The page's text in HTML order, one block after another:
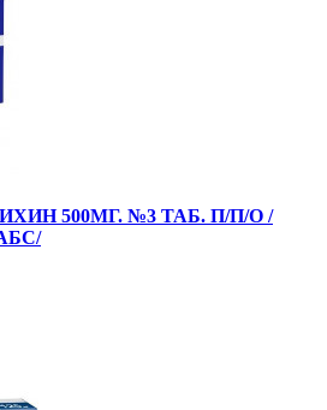
500МГ. №3 ТАБ. П/П/О /